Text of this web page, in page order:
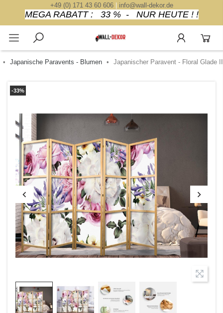
+49 (0) 171 43 60 606| info@wall-dekor.de
MEGA RABATT : 33 % - NUR HEUTE ! !
Japanische Paravents - Blumen Japanischer Paravent - Floral Glade II
-33%